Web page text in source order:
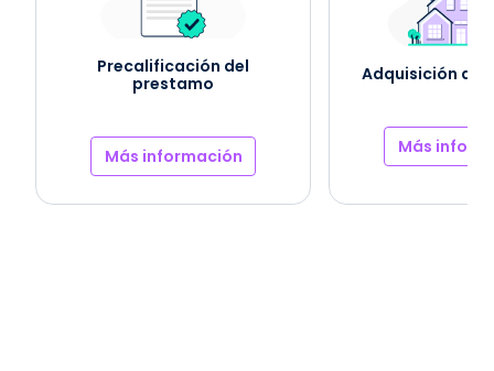
Precalificación del
prestamo
Más información
Adquisición de
Más